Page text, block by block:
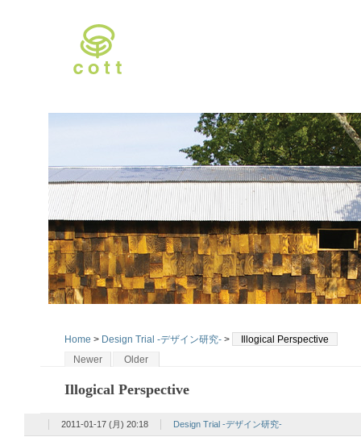
Home > Design Trial -デザイン研究- > Illogical Perspective
Newer Older
Illogical Perspective
2011-01-17 (月) 20:18 Design Trial -デザイン研究-